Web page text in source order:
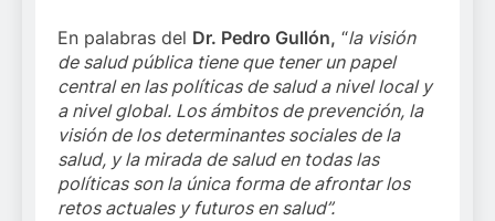
En palabras del Dr. Pedro Gullón, “la visión
de salud pública tiene que tener un papel
central en las políticas de salud a nivel local y
a nivel global. Los ámbitos de prevención, la
visión de los determinantes sociales de la
salud, y la mirada de salud en todas las
políticas son la única forma de afrontar los
retos actuales y futuros en salud”.